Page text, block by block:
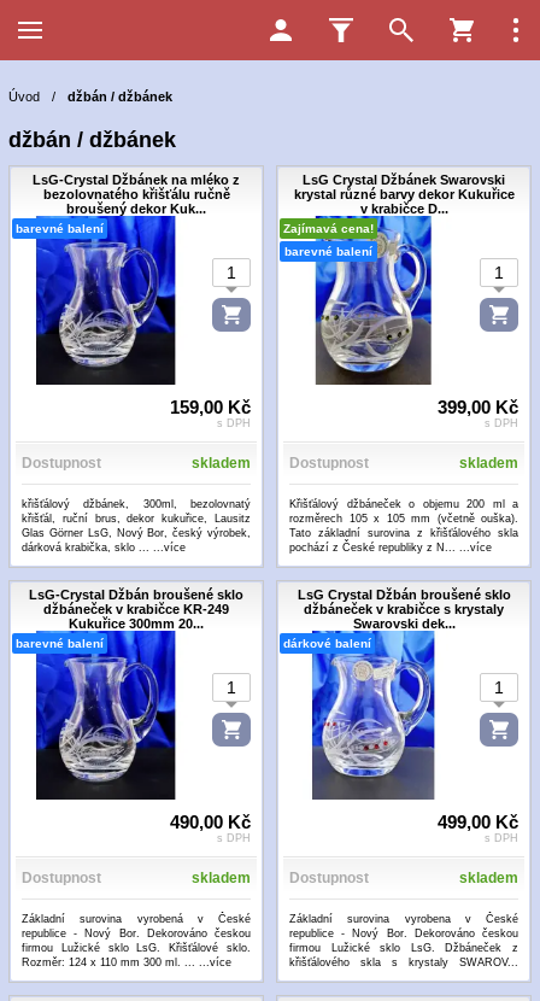
Úvod / džbán / džbánek
džbán / džbánek
LsG-Crystal Džbánek na mléko z
bezolovnatého křišťálu ručně
broušený dekor Kuk...
barevné balení
159,00 Kč
s DPH
Dostupnost skladem
křišťálový džbánek, 300ml, bezolovnatý
křišťál, ruční brus, dekor kukuřice, Lausitz
Glas Görner LsG, Nový Bor, český výrobek,
dárková krabička, sklo ... ...více
LsG Crystal Džbánek Swarovski
krystal různé barvy dekor Kukuřice
v krabičce D...
Zajímavá cena!
barevné balení
399,00 Kč
s DPH
Dostupnost skladem
Křišťálový džbáneček o objemu 200 ml a
rozměrech 105 x 105 mm (včetně ouška).
Tato základní surovina z křišťálového skla
pochází z České republiky z N... ...více
LsG-Crystal Džbán broušené sklo
džbáneček v krabičce KR-249
Kukuřice 300mm 20...
barevné balení
490,00 Kč
s DPH
Dostupnost skladem
Základní surovina vyrobená v České
republice - Nový Bor. Dekorováno českou
firmou Lužické sklo LsG. Křišťálové sklo.
Rozměr: 124 x 110 mm 300 ml. ... ...více
LsG Crystal Džbán broušené sklo
džbáneček v krabičce s krystaly
Swarovski dek...
dárkové balení
499,00 Kč
s DPH
Dostupnost skladem
Základní surovina vyrobena v České
republice - Nový Bor. Dekorováno českou
firmou Lužické sklo LsG. Džbáneček z
křišťálového skla s krystaly SWAROV...